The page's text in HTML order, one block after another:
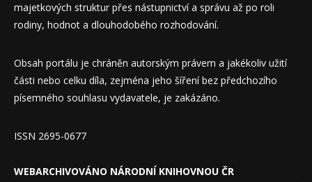
majetkových struktur přes nástupnictví a správu až po roli
rodiny, hodnot a dlouhodobého rozhodování.
Obsah portálu je chráněn autorským právem a jakékoliv užití
části nebo celku díla, zejména jeho šíření bez předchozího
písemného souhlasu vydavatele, je zakázáno.
ISSN 2695-0677
WEBARCHIVOVÁNO NÁRODNÍ KNIHOVNOU ČR